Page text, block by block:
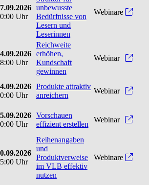
Uhr
unbewusste
Bedürfnisse von
Lesern und
Leserinnen
Webinare
Uhr
Reichweite
erhöhen,
Kundschaft
gewinnen
Webinar
Uhr
Produkte attraktiv
anreichern
Webinar
Uhr
Vorschauen
effizient erstellen
Webinar
Uhr
Reihenangaben
und
Produktverweise
im VLB effektiv
nutzen
Webinare